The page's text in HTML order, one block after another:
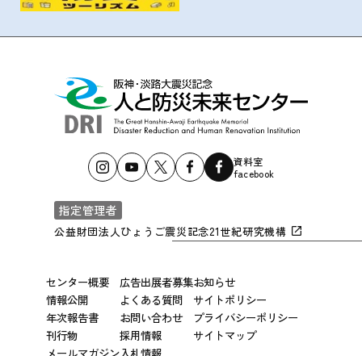
資料室
facebook
指定管理者
公益財団法人ひょうご震災記念21世紀研究機構
センター概要
情報公開
年次報告書
刊行物
メールマガジン
広告出展者募集
よくある質問
お問い合わせ
採用情報
入札情報
お知らせ
サイトポリシー
プライバシーポリシー
サイトマップ